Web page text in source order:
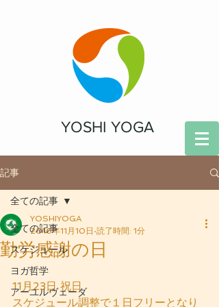
YOSHI YOGA
記事
全ての記事
スケジュール
ヨガ哲学
アーユルヴェーダ
全ての記事
勤労感謝の日
YOSHIYOGA
2016年11月10日 読了時間: 1分
11月23日 祝日
スケジュール調整で１日フリーとなり